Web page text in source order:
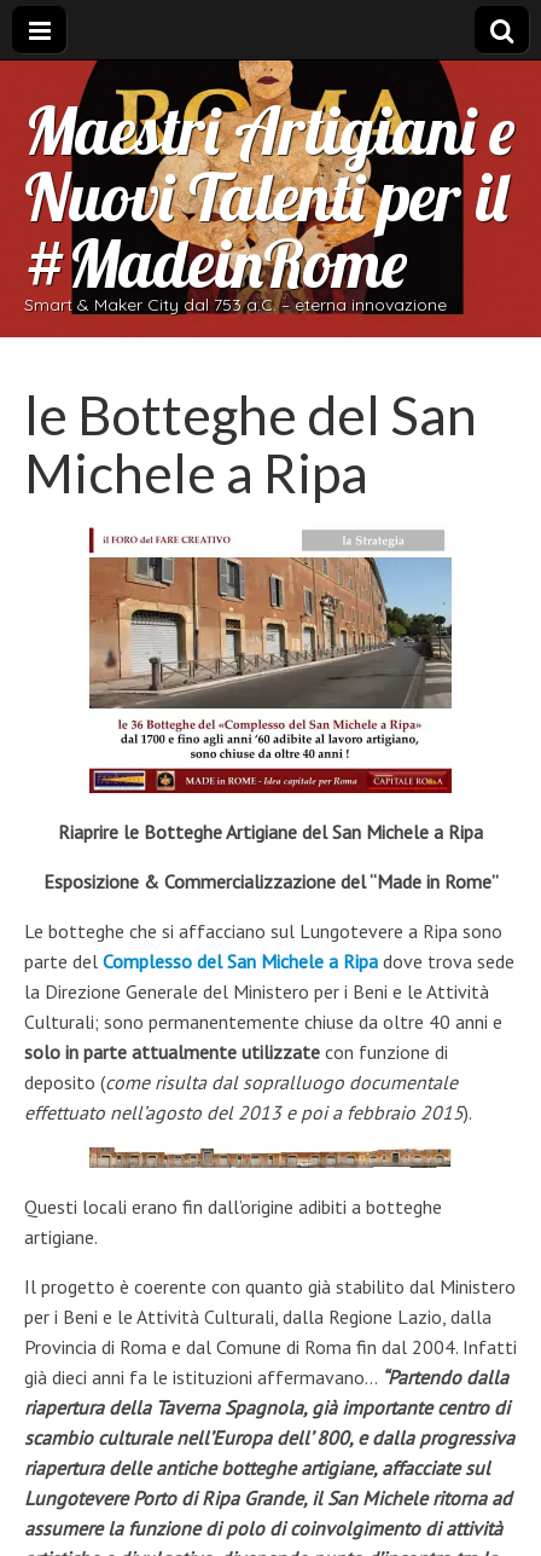
Maestri Artigiani e
Nuovi Talenti per il
#MadeinRome
Smart & Maker City dal 753 a.C. – eterna innovazione
le Botteghe del San
Michele a Ripa
Riaprire le Botteghe Artigiane del San Michele a Ripa
Esposizione & Commercializzazione del “Made in Rome”
Le botteghe che si affacciano sul Lungotevere a Ripa sono
parte del Complesso del San Michele a Ripa dove trova sede
la Direzione Generale del Ministero per i Beni e le Attività
Culturali; sono permanentemente chiuse da oltre 40 anni e
solo in parte attualmente utilizzate con funzione di
deposito (come risulta dal sopralluogo documentale
effettuato nell’agosto del 2013 e poi a febbraio 2015).
Questi locali erano fin dall’origine adibiti a botteghe
artigiane.
Il progetto è coerente con quanto già stabilito dal Ministero
per i Beni e le Attività Culturali, dalla Regione Lazio, dalla
Provincia di Roma e dal Comune di Roma fin dal 2004. Infatti
già dieci anni fa le istituzioni affermavano… “Partendo dalla
riapertura della Taverna Spagnola, già importante centro di
scambio culturale nell’Europa dell’ 800, e dalla progressiva
riapertura delle antiche botteghe artigiane, affacciate sul
Lungotevere Porto di Ripa Grande, il San Michele ritorna ad
assumere la funzione di polo di coinvolgimento di attività